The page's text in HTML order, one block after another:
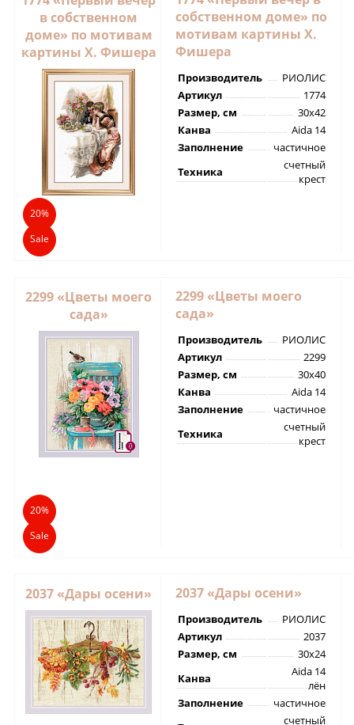
в собственном
доме» по мотивам
картины Х. Фишера
20%
Sale
собственном доме» по
мотивам картины Х.
Фишера
Производитель
РИОЛИС
Артикул
1774
Размер, см
30х42
Канва
Aida 14
Заполнение
частичное
Техника
счетный
крест
2299 «Цветы моего
сада»
20%
Sale
2299 «Цветы моего
сада»
Производитель
РИОЛИС
Артикул
2299
Размер, см
30х40
Канва
Aida 14
Заполнение
частичное
Техника
счетный
крест
2037 «Дары осени» 2037 «Дары осени»
Производитель
РИОЛИС
Артикул
2037
Размер, см
30х24
Канва
Aida 14
лён
Заполнение
частичное
счетный